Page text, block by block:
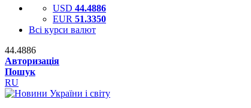
USD 44.4886
EUR 51.3350
Всі курси валют
44.4886
Авторизація
Пошук
RU